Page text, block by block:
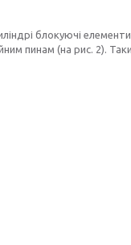
блокуючі
пинам (на рис. 2).